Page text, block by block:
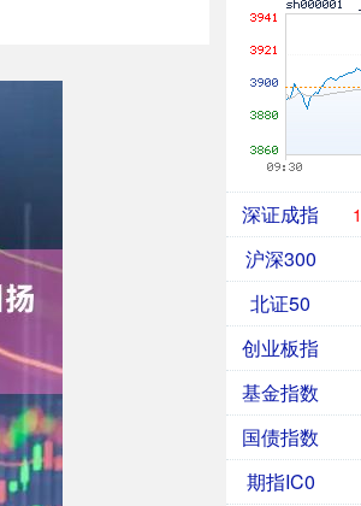
深证成指
沪深300
北证50
创业板指
基金指数
国债指数
期指IC0